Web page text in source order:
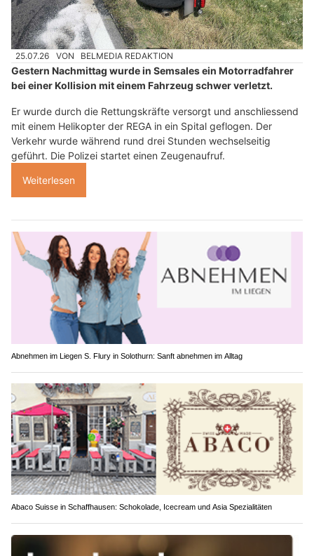
25.07.26 VON BELMEDIA REDAKTION
Gestern Nachmittag wurde in Semsales ein Motorradfahrer
bei einer Kollision mit einem Fahrzeug schwer verletzt.
Er wurde durch die Rettungskräfte versorgt und anschliessend
mit einem Helikopter der REGA in ein Spital geflogen. Der
Verkehr wurde während rund drei Stunden wechselseitig
geführt. Die Polizei startet einen Zeugenaufruf.
Weiterlesen
Abnehmen im Liegen S. Flury in Solothurn: Sanft abnehmen im Alltag
Abaco Suisse in Schaffhausen: Schokolade, Icecream und Asia Spezialitäten